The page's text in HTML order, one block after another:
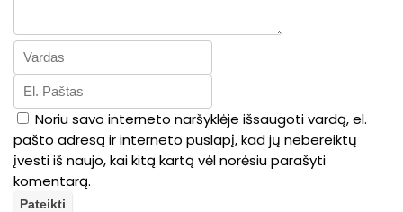
Noriu savo interneto naršyklėje išsaugoti vardą, el.
pašto adresą ir interneto puslapį, kad jų nebereiktų
įvesti iš naujo, kai kitą kartą vėl norėsiu parašyti
komentarą.